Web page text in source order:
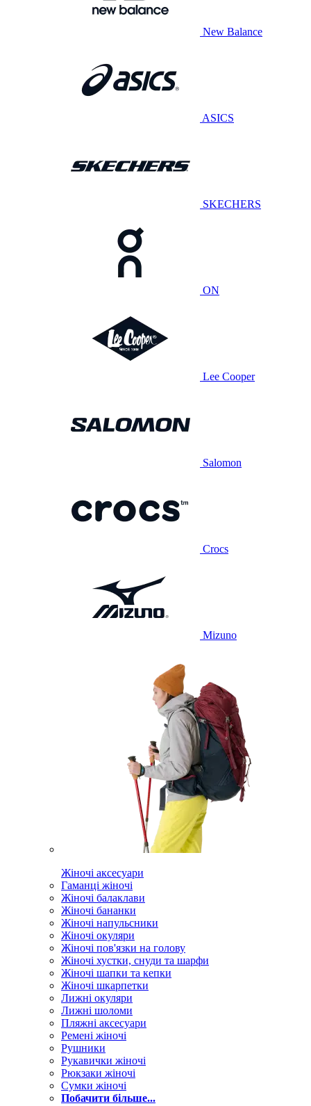
New Balance
ASICS
SKECHERS
ON
Lee Cooper
Salomon
Crocs
Mizuno
Жіночі аксесуари
Гаманці жіночі
Жіночі балаклави
Жіночі бананки
Жіночі напульсники
Жіночі окуляри
Жіночі пов'язки на голову
Жіночі хустки, снуди та шарфи
Жіночі шапки та кепки
Жіночі шкарпетки
Лижні окуляри
Лижні шоломи
Пляжні аксесуари
Ремені жіночі
Рушники
Рукавички жіночі
Рюкзаки жіночі
Сумки жіночі
Побачити більше...